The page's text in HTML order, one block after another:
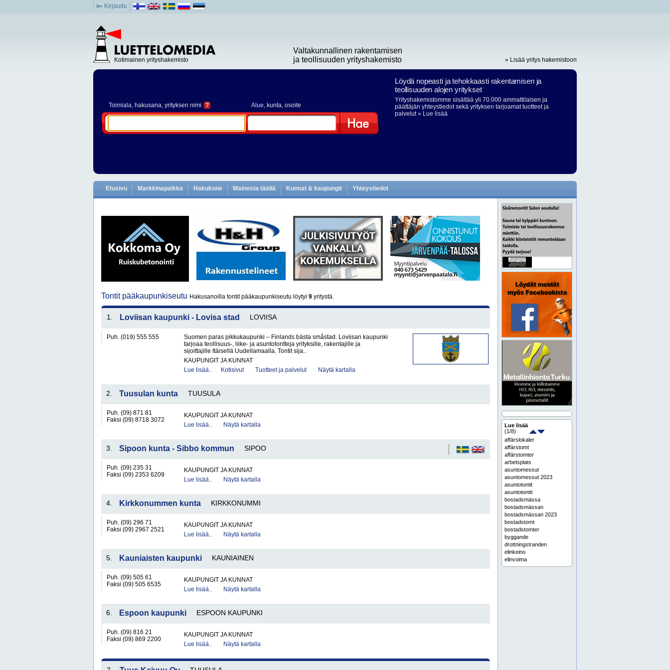
Kirjaudu
Kotimainen yrityshakemisto
Valtakunnallinen rakentamisen
ja teollisuuden yrityshakemisto
» Lisää yritys hakemistoon
Toimiala, hakusana, yrityksen nimi ? Alue, kunta, osoite
Löydä nopeasti ja tehokkaasti rakentamisen ja
teollisuuden alojen yritykset
Yrityshakemistomme sisältää yli 70.000 ammattilaisen ja
päättäjän yhteystiedot sekä yrityksen tarjoamat tuotteet ja
palvelut» Lue lisää
Etusivu Markkinapaikka Hakukone Mainosta täällä Kunnat & kaupungit Yhteystiedot
Tontit pääkaupunkiseutu Hakusanoilla tontit pääkaupunkiseutu löytyi 9 yritystä.
1. Loviisan kaupunki - Lovisa stad LOVIISA
Puh. (019) 555 555
Suomen paras pikkukaupunki – Finlands bästa småstad. Loviisan kaupunki
tarjoaa teollisuus-, liike- ja asuntotontteja yrityksille, rakentajille ja
sijoittajille Itäisellä Uudellamaalla. Tontit sija..
KAUPUNGIT JA KUNNAT
Lue lisää..
Kotisivut Tuotteet ja palvelut Näytä kartalla
2. Tuusulan kunta TUUSULA
Puh. (09) 871 81
Faksi (09) 8718 3072
KAUPUNGIT JA KUNNAT
Lue lisää..
Näytä kartalla
3. Sipoon kunta - Sibbo kommun SIPOO
Puh. (09) 235 31
Faksi (09) 2353 6209
KAUPUNGIT JA KUNNAT
Lue lisää..
Näytä kartalla
4. Kirkkonummen kunta KIRKKONUMMI
Puh. (09) 296 71
Faksi (09) 2967 2521
KAUPUNGIT JA KUNNAT
Lue lisää..
Näytä kartalla
5. Kauniaisten kaupunki KAUNIAINEN
Puh. (09) 505 61
Faksi (09) 505 6535
KAUPUNGIT JA KUNNAT
Lue lisää..
Näytä kartalla
6. Espoon kaupunki ESPOON KAUPUNKI
Puh. (09) 816 21
Faksi (09) 869 2200
KAUPUNGIT JA KUNNAT
Lue lisää..
Näytä kartalla
Lue lisää
(1/8)
affärslokaler
affärstomt
affärstomter
arbetsplats
asuntomessut
asuntomessut 2023
asuntotontit
asuntotontti
bostadsmässa
bostadsmässan
bostadsmässan 2023
bostadstomt
bostadstomter
byggande
drottningstranden
elinkeino
elinvoima
etelä-suomi